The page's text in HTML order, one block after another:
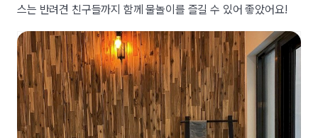
스는 반려견 친구들까지 함께 물놀이를 즐길 수 있어 좋았어요!